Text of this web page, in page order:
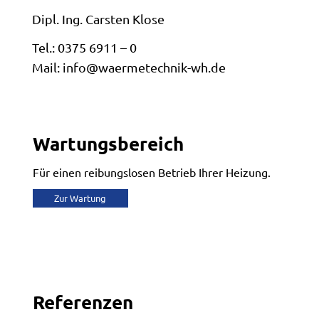
Dipl. Ing. Carsten Klose
Tel.: 0375 6911 – 0
Mail: info@waermetechnik-wh.de
Wartungsbereich
Für einen reibungslosen Betrieb Ihrer Heizung.
Zur Wartung
Referenzen